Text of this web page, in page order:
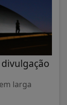
larga